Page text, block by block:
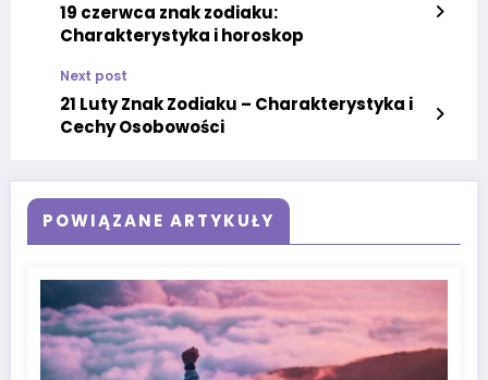
19 czerwca znak zodiaku:
Charakterystyka i horoskop
Next post
21 Luty Znak Zodiaku – Charakterystyka i
Cechy Osobowości
POWIĄZANE ARTYKUŁY